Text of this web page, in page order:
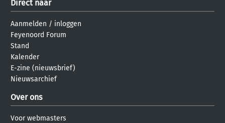
Direct naar
Aanmelden / inloggen
Feyenoord Forum
Stand
Kalender
E-zine (nieuwsbrief)
Nieuwsarchief
Over ons
Voor webmasters